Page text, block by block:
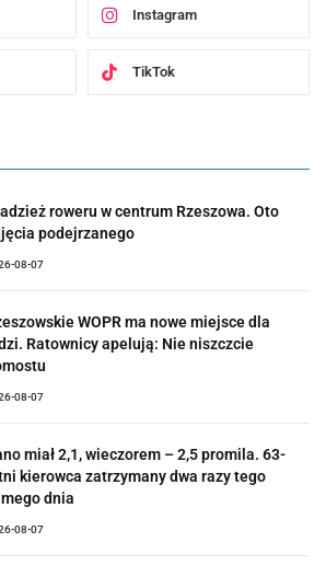
Instagram
TikTok
roweru w centrum Rzeszowa. Oto
podejrzanego
08-07
WOPR ma nowe miejsce dla
Ratownicy apelują: Nie niszczcie
08-07
miał 2,1, wieczorem – 2,5 promila. 63-
kierowca zatrzymany dwa razy tego
dnia
08-07